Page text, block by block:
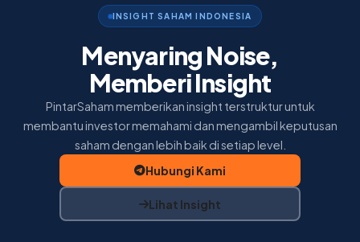
Membership
Tentang Kami
INSIGHT SAHAM INDONESIA
Menyaring Noise,
Memberi Insight
PintarSaham memberikan insight terstruktur untuk
membantu investor memahami dan mengambil keputusan
saham dengan lebih baik di setiap level.
Hubungi Kami
Lihat Insight